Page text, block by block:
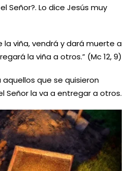
Señor?. Lo dice Jesús muy
la viña, vendrá y dará muerte a
la viña a otros.” (Mc 12, 9)
aquellos que se quisieron
Señor la va a entregar a otros.